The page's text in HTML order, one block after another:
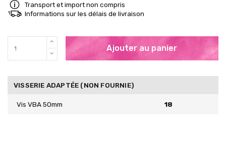
Transport et import non compris
Informations sur les délais de livraison
Ajouter au panier
VISSERIE ADAPTÉE (NON FOURNIE)
Vis VBA 50mm 18